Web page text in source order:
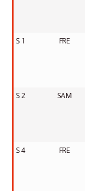
S 1 FRE
S 2 SAM
S 4 FRE